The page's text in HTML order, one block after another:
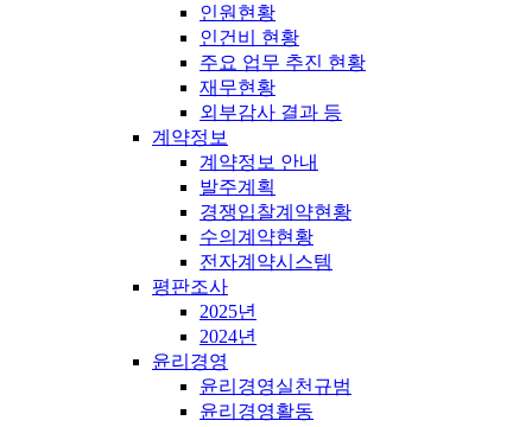
인원현황
인건비 현황
주요 업무 추진 현황
재무현황
외부감사 결과 등
계약정보
계약정보 안내
발주계획
경쟁입찰계약현황
수의계약현황
전자계약시스템
평판조사
2025년
2024년
윤리경영
윤리경영실천규범
윤리경영활동